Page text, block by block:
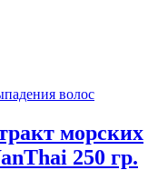
волос
морских
250 гр.